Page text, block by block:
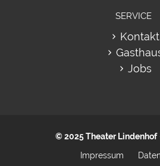
SERVICE
Kontakt
Jobs
© 2025Theater Lindenhof
Impressum